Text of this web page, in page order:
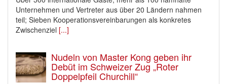
Unternehmen und Vertreter aus über 20 Ländern nahmen
teil; Sieben Kooperationsvereinbarungen als konkretes
Zwischenziel [...]
Nudeln von Master Kong geben ihr
Debüt im Schweizer Zug „Roter
Doppelpfeil Churchill“